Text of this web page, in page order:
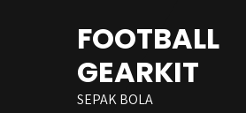
FOOTBALL
GEARKIT
SEPAK BOLA